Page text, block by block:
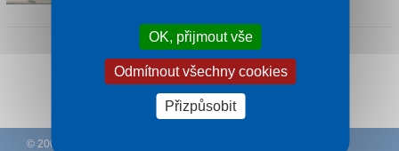
Sledujte CK Rywal na Facebooku
© 2002 – 2026 CK Rywal – (
OK, přijmout vše
Odmítnout všechny cookies
Přizpůsobit